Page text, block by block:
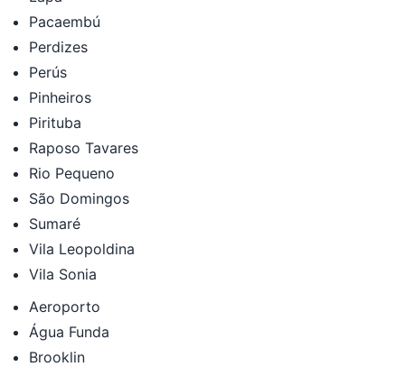
Pacaembú
Perdizes
Perús
Pinheiros
Pirituba
Raposo Tavares
Rio Pequeno
São Domingos
Sumaré
Vila Leopoldina
Vila Sonia
Aeroporto
Água Funda
Brooklin